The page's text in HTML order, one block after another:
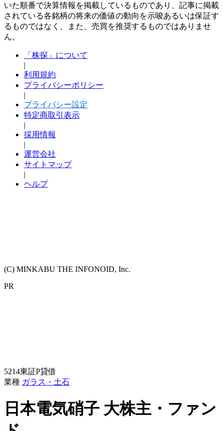
いた順番で決算情報を掲載しているものであり、記事に掲載
されている各銘柄の将来の価値の動向を示唆あるいは保証す
るものではなく、また、売買を推奨するものではありませ
ん。
「株探」について
|
利用規約
プライバシーポリシー
|
プライバシー設定
特定商取引表示
|
採用情報
|
運営会社
サイトマップ
|
ヘルプ
(C) MINKABU THE INFONOID, Inc.
PR
5214東証P貸借
業種 ガラス・土石
日本電気硝子 大株主・ファン